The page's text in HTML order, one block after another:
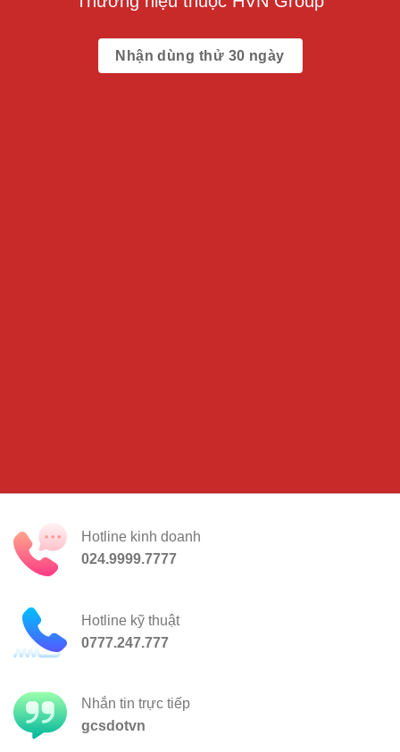
Nhận dùng thử 30 ngày
Hotline kinh doanh
024.9999.7777
Hotline kỹ thuật
0777.247.777
Nhắn tin trực tiếp
gcsdotvn